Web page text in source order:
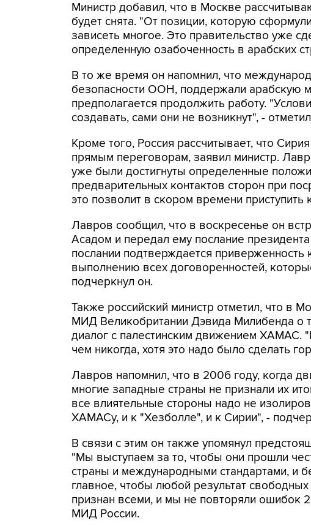
Министр добавил, что в Москве
будет снята. "От позиции, которую
зависеть многое. Это правительство уже
определенную озабоченность в арабских
В то же время он напомнил, что
безопасности ООН, поддержали арабскую
предполагается продолжить работу.
создавать, сами они не возникнут", -
Кроме того, Россия рассчитывает, что
прямым переговорам, заявил министр.
уже были достигнуты определенные
предварительных контактов сторон при
это позволит в скором времени
Лавров сообщил, что в воскресенье он
Асадом и передал ему послание
послании подтверждается
выполнению всех договоренностей,
подчеркнул он.
Также российский министр отметил, что в
МИД Великобритании Дэвида Милибенда о
диалог с палестинским движением ХАМАС.
чем никогда, хотя это надо было сделать
Лавров напомнил, что в 2006 году, когда
многие западные страны не признали их
все влиятельные стороны надо не
ХАМАСу, и к "Хезболле", и к Сирии", -
В связи с этим он также упомянул
"Мы выступаем за то, чтобы они прошли
страны и международными стандартами, и
главное, чтобы любой результат
признан всеми, и мы не повторяли ошибок
МИД России.